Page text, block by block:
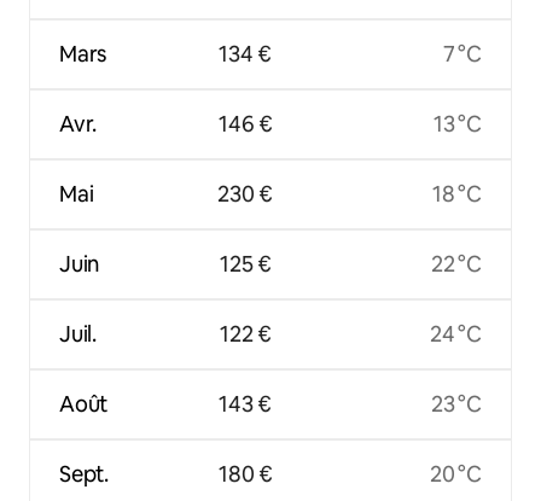
Mars
Avr.
Mai
Juin
Juil.
Août
Sept.
134 €
146 €
230 €
125 €
122 €
143 €
180 €
7 °C
13 °C
18 °C
22 °C
24 °C
23 °C
20 °C